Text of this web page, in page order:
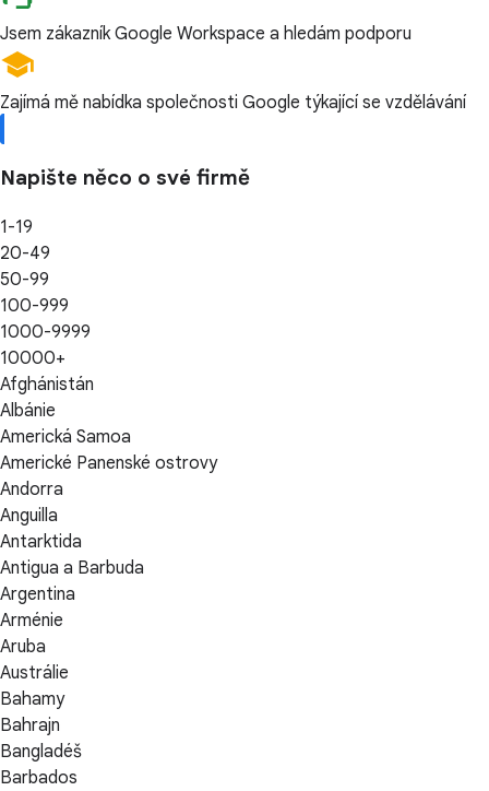
Jsem zákazník Google Workspace a hledám podporu
Zajímá mě nabídka společnosti Google týkající se vzdělávání
Napište něco o své firmě
1-19
20-49
50-99
100-999
1000-9999
10000+
Afghánistán
Albánie
Americká Samoa
Americké Panenské ostrovy
Andorra
Anguilla
Antarktida
Antigua a Barbuda
Argentina
Arménie
Aruba
Austrálie
Bahamy
Bahrajn
Bangladéš
Barbados